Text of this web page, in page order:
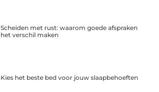
Scheiden met rust: waarom goede afspraken
het verschil maken
Kies het beste bed voor jouw slaapbehoeften